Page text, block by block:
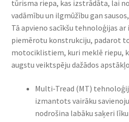
tūrisma riepa, kas izstrādāta, lai
vadāmību un ilgmūžību gan
Tā apvieno sacīkšu tehnoloģijas
piemērotu konstrukciju, padarot
motociklistiem, kuri meklē riepu,
augstu veiktspēju dažādos
Multi-Tread (MT)
izmantots vairāku
nodrošina labāku saķeri